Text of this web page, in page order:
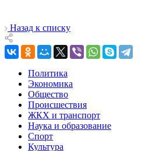
Назад к списку
Политика
Экономика
Общество
Происшествия
ЖКХ и транспорт
Наука и образование
Спорт
Культура